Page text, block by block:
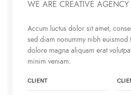
WE ARE CREATIVE AGENCY
Accum luctus dolor sit amet,
sed diam nonummy nibh euismod
dolore magna aliquam erat
minim veniam.
CLIENT